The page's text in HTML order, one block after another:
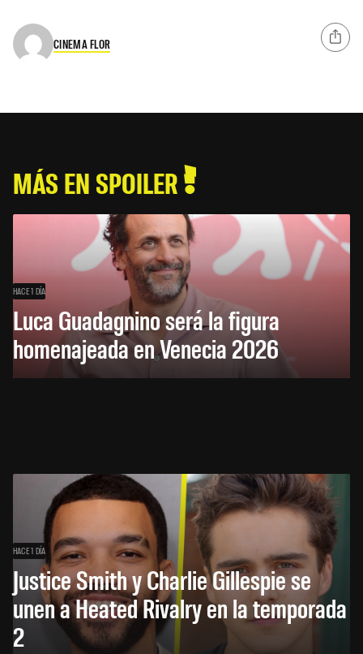
CINEMA FLOR
MÁS EN SPOILER
HACE 1 DÍA
Luca Guadagnino será la figura
homenajeada en Venecia 2026
HACE 1 DÍA
Justice Smith y Charlie Gillespie se
unen a Heated Rivalry en la temporada
2